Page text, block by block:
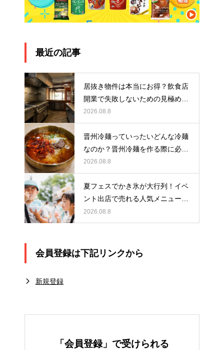
最近の記事
居抜き物件は本当にお得？飲食店
開業で失敗しないための見極め方
と厨房機器選びを解説
2026.08.8
晋州冷麺っていったいどんな冷麺
なのか？晋州冷麺を作る際に必要
なアイテムとは？
2026.08.8
夏フェスでかき氷が大行列！イベ
ント出店で売れる人気メニュー作
りのポイント
2026.08.8
会員登録は下記リンクから
新規登録
「会員登録」で受けられる